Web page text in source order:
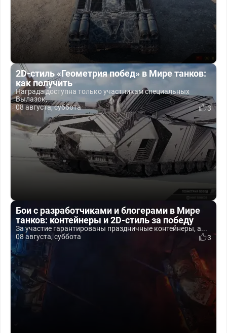
2D-стиль «Геометрия побед» в Мире танков:
как получить
Награда доступна только участникам специальных
Вылазок,...
08 августа, суббота
3
Бои с разработчиками и блогерами в Мире
танков: контейнеры и 2D-стиль за победу
За участие гарантированы праздничные контейнеры, а...
08 августа, суббота
3